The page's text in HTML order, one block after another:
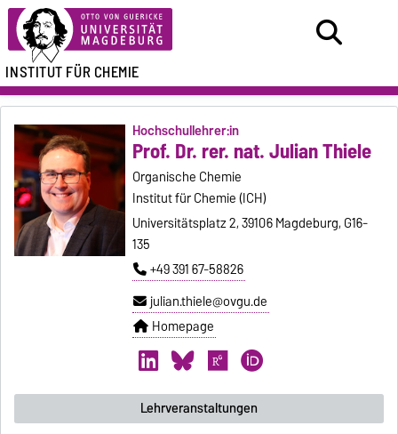
INSTITUT FÜR CHEMIE
Hochschullehrer:in
Prof. Dr. rer. nat. Julian Thiele
Organische Chemie
Institut für Chemie (ICH)
Universitätsplatz 2, 39106 Magdeburg, G16-
135
+49 391 67-58826
julian.thiele@ovgu.de
Homepage
Lehrveranstaltungen